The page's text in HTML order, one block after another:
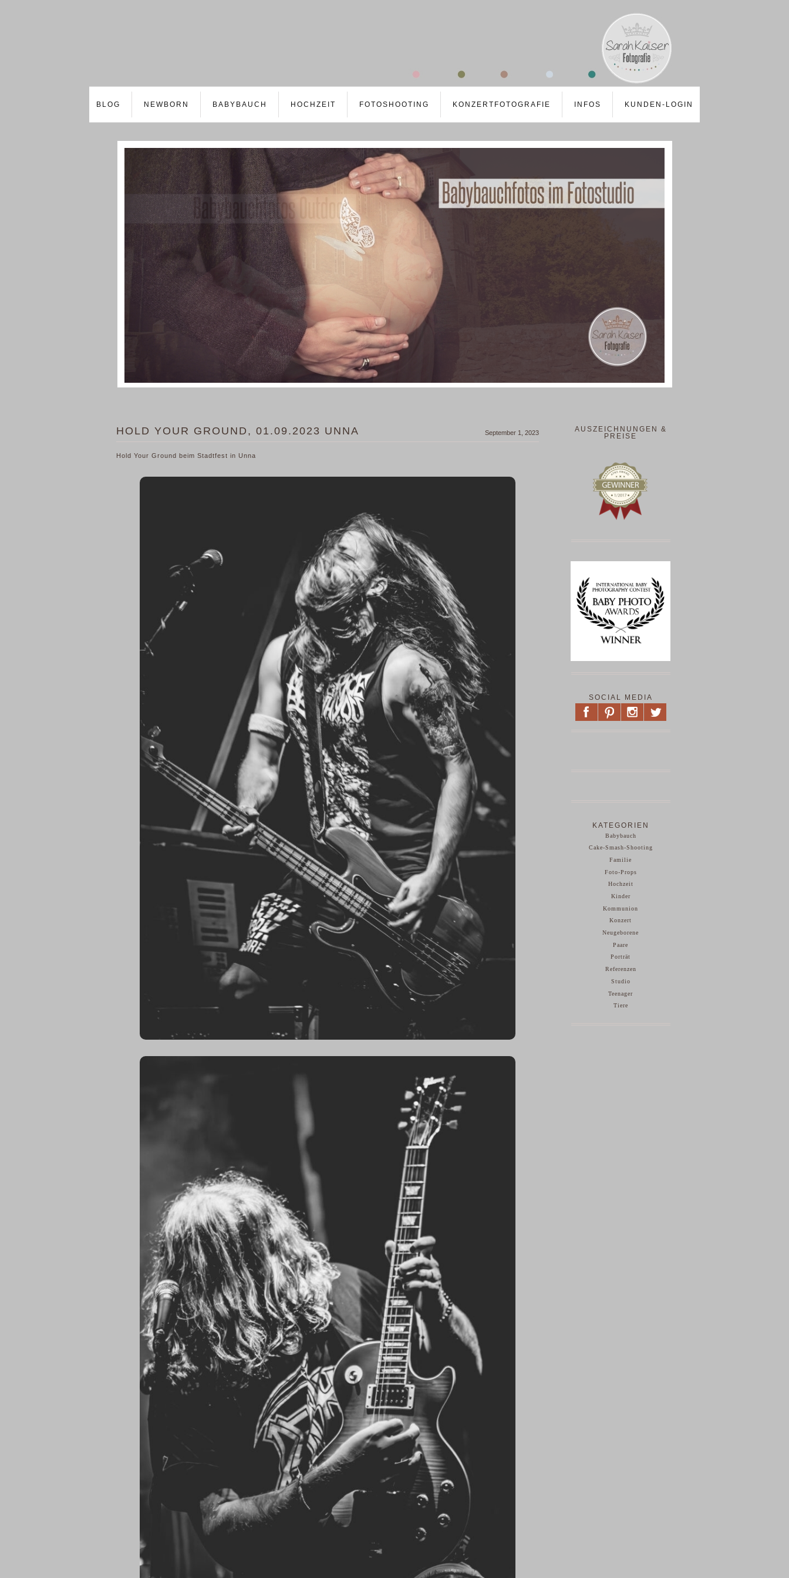
BLOG NEWBORN BABYBAUCH HOCHZEIT FOTOSHOOTING KONZERTFOTOGRAFIE INFOS KUNDEN-LOGIN
September 1, 2023
HOLD YOUR GROUND, 01.09.2023 UNNA
Hold Your Ground beim Stadtfest in Unna
AUSZEICHNUNGEN &
PREISE
SOCIAL MEDIA
KATEGORIEN
Babybauch
Cake-Smash-Shooting
Familie
Foto-Props
Hochzeit
Kinder
Kommunion
Konzert
Neugeborene
Paare
Porträt
Referenzen
Studio
Teenager
Tiere